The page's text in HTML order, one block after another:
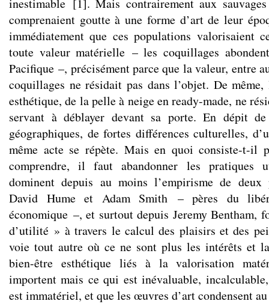
inestimable [1]. Mais contrairement aux
comprenaient goutte à une forme d’art de leur
immédiatement que ces populations valorisaient
toute valeur matérielle – les coquillages
Pacifique –, précisément parce que la valeur, entre
coquillages ne résidait pas dans l’objet. De
esthétique, de la pelle à neige en ready-made, ne
servant à déblayer devant sa porte. En dépit
géographiques, de fortes différences culturelles,
même acte se répète. Mais en quoi consiste-t-il
comprendre, il faut abandonner les pratiques
dominent depuis au moins l’empirisme de deux
David Hume et Adam Smith – pères du
économique –, et surtout depuis Jeremy Bentham,
d’utilité » à travers le calcul des plaisirs et des
voie tout autre où ce ne sont plus les intérêts et
bien-être esthétique liés à la valorisation
importent mais ce qui est inévaluable,
est immatériel, et que les œuvres d’art condensent